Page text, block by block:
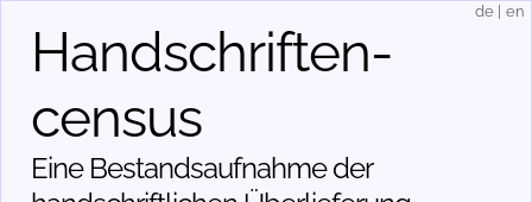
Handschriften­
census
Eine Bestandsaufnahme der
de en